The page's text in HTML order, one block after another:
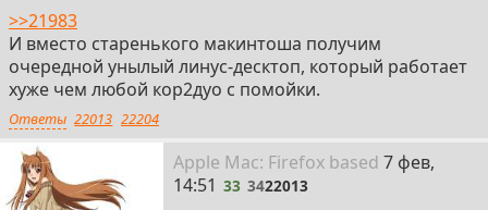
>>21983
И вместо старенького макинтоша получим
очередной унылый линус-десктоп, который работает
хуже чем любой кор2дуо с помойки.
Ответы 22013 22204
Apple Mac: Firefoxbased 33
7 фев,
14:51 33 3422013